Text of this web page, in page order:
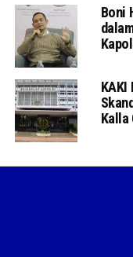
Boni
KAKI
Kalla